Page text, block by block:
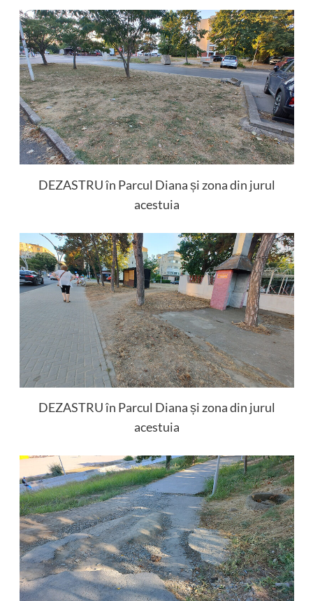
DEZASTRU în Parcul Diana și zona din jurul
acestuia
DEZASTRU în Parcul Diana și zona din jurul
acestuia